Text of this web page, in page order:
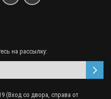
на рассылку:
(Вход со двора, справа от